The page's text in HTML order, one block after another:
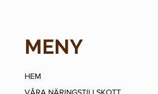
MENY
HEM
VÅRA NÄRINGSTILLSKOTT